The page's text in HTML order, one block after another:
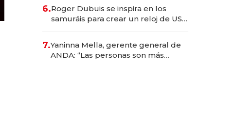
6.Roger Dubuis se inspira en los
samuráis para crear un reloj de US$
7.Yaninna Mella, gerente general de
ANDA: “Las personas son más